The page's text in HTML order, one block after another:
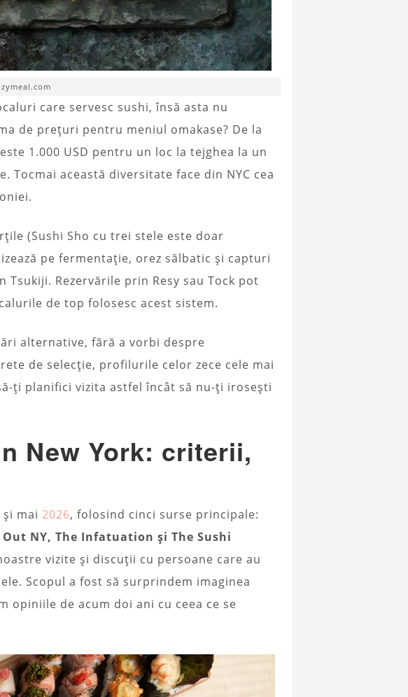
care servesc sushi, însă asta nu
de prețuri pentru meniul omakase? De la
1.000 USD pentru un loc la tejghea la un
Tocmai această diversitate face din NYC cea
(Sushi Sho cu trei stele este doar
pe fermentație, orez sălbatic și capturi
Rezervările prin Resy sau Tock pot
de top folosesc acest sistem.
alternative, fără a vorbi despre
de selecție, profilurile celor zece cele mai
ți planifici vizita astfel încât să nu-ți irosești
New York: criterii,
mai 2026, folosind cinci surse principale:
NY, The Infatuation și The Sushi
vizite și discuții cu persoane care au
Scopul a fost să surprindem imaginea
opiniile de acum doi ani cu ceea ce se